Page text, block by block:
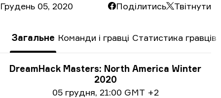
Грудень 05, 2020 Поділитись Твітнути
Загальне Команди і гравці Статистика гравців
Інформація про турнір
DreamHack Masters: North America Winter
2020
Інформація про дату
05 грудня, 21:00 GMT +2